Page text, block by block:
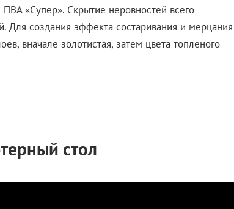
«Супер». Скрытие неровностей всего
Для создания эффекта состаривания и мерцания
вначале золотистая, затем цвета топленого
стол